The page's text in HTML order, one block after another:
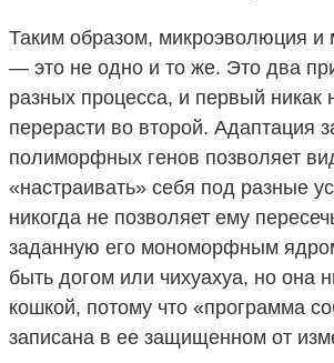
Таким образом, микроэволюция и
— это не одно и то же. Это два
разных процесса, и первый никак
перерасти во второй. Адаптация
полиморфных генов позволяет
«настраивать» себя под разные
никогда не позволяет ему
заданную его мономорфным
быть догом или чихуахуа, но она
кошкой, потому что «программа
записана в ее защищенном от